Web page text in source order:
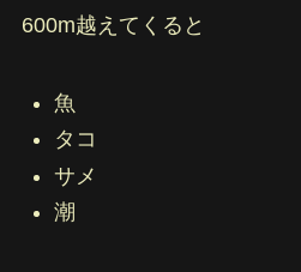
600m越えてくると
魚
タコ
サメ
潮